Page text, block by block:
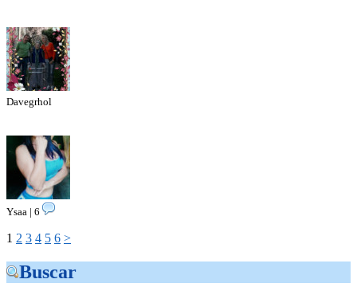
Davegrhol
Ysaa | 6
1 2 3 4 5 6 >
Buscar